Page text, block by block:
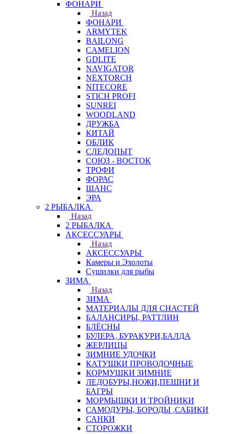
ФОНАРИ
Назад
ФОНАРИ
ARMYTEK
BAILONG
CAMELION
GDLITE
NAVIGATOR
NEXTORCH
NITECORE
STICH PROFI
SUNREI
WOODLAND
ДРУЖБА
КИТАЙ
ОБЛИК
СЛЕДОПЫТ
СОЮЗ - ВОСТОК
ТРОФИ
ФОРАС
ШАНС
ЭРА
2 РЫБАЛКА
Назад
2 РЫБАЛКА
АКСЕССУАРЫ
Назад
АКСЕССУАРЫ
Камеры и Эхолоты
Сушилки для рыбы
ЗИМА
Назад
ЗИМА
МАТЕРИАЛЫ ДЛЯ СНАСТЕЙ
БАЛАНСИРЫ, РАТТЛИН
БЛЁСНЫ
БУЛЕРА, БУРАКУРИ,БАЛДА
ЖЕРЛИЦЫ
ЗИМНИЕ УДОЧКИ
КАТУШКИ ПРОВОДОЧНЫЕ
КОРМУШКИ ЗИМНИЕ
ЛЕДОБУРЫ,НОЖИ,ПЕШНИ И
БАГРЫ
МОРМЫШКИ И ТРОЙНИКИ
САМОДУРЫ, БОРОДЫ ,САБИКИ
САНКИ
СТОРОЖКИ